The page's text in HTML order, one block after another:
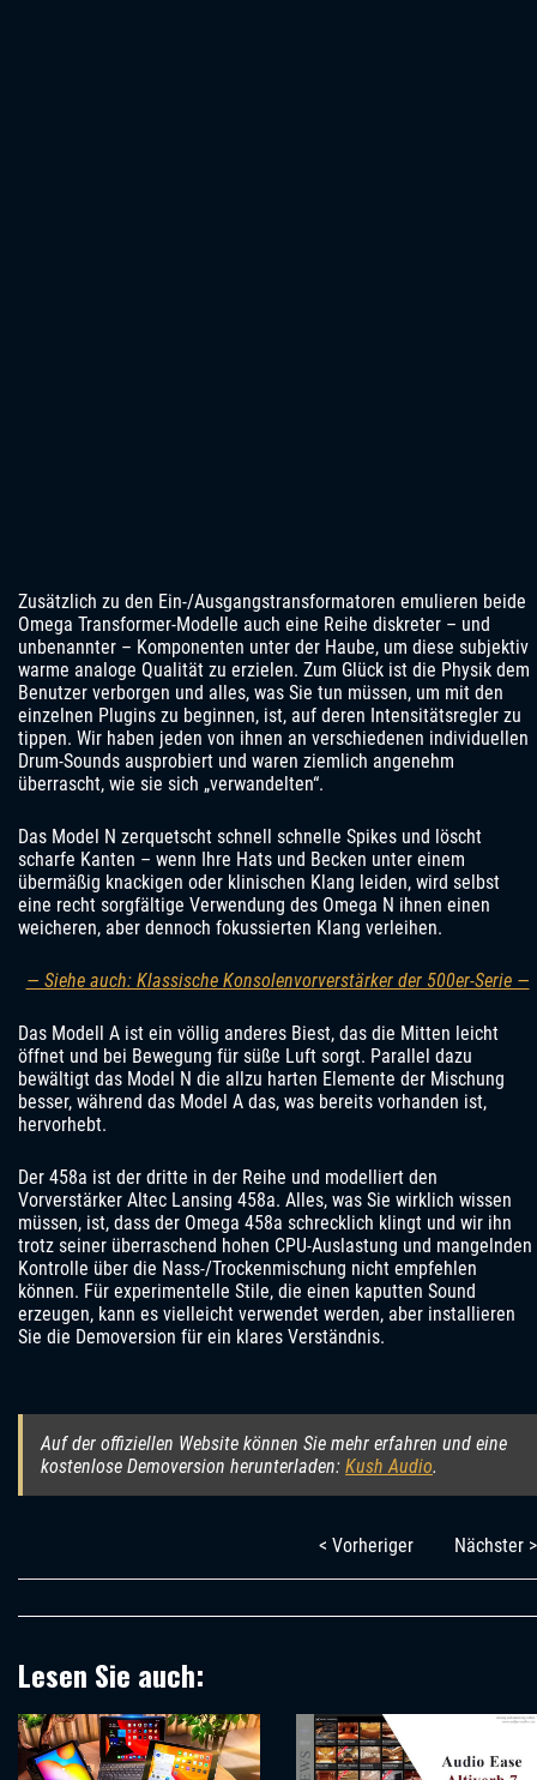
Zusätzlich zu den Ein-/Ausgangstransformatoren emulieren beide
Omega Transformer-Modelle auch eine Reihe diskreter – und
unbenannter – Komponenten unter der Haube, um diese subjektiv
warme analoge Qualität zu erzielen. Zum Glück ist die Physik dem
Benutzer verborgen und alles, was Sie tun müssen, um mit den
einzelnen Plugins zu beginnen, ist, auf deren Intensitätsregler zu
tippen. Wir haben jeden von ihnen an verschiedenen individuellen
Drum-Sounds ausprobiert und waren ziemlich angenehm
überrascht, wie sie sich „verwandelten“.
Das Model N zerquetscht schnell schnelle Spikes und löscht
scharfe Kanten – wenn Ihre Hats und Becken unter einem
übermäßig knackigen oder klinischen Klang leiden, wird selbst
eine recht sorgfältige Verwendung des Omega N ihnen einen
weicheren, aber dennoch fokussierten Klang verleihen.
— Siehe auch: Klassische Konsolenvorverstärker der 500er-Serie —
Das Modell A ist ein völlig anderes Biest, das die Mitten leicht
öffnet und bei Bewegung für süße Luft sorgt. Parallel dazu
bewältigt das Model N die allzu harten Elemente der Mischung
besser, während das Model A das, was bereits vorhanden ist,
hervorhebt.
Der 458a ist der dritte in der Reihe und modelliert den
Vorverstärker Altec Lansing 458a. Alles, was Sie wirklich wissen
müssen, ist, dass der Omega 458a schrecklich klingt und wir ihn
trotz seiner überraschend hohen CPU-Auslastung und mangelnden
Kontrolle über die Nass-/Trockenmischung nicht empfehlen
können. Für experimentelle Stile, die einen kaputten Sound
erzeugen, kann es vielleicht verwendet werden, aber installieren
Sie die Demoversion für ein klares Verständnis.
Auf der offiziellen Website können Sie mehr erfahren und eine
kostenlose Demoversion herunterladen: Kush Audio.
< Vorheriger Nächster >
Lesen Sie auch: